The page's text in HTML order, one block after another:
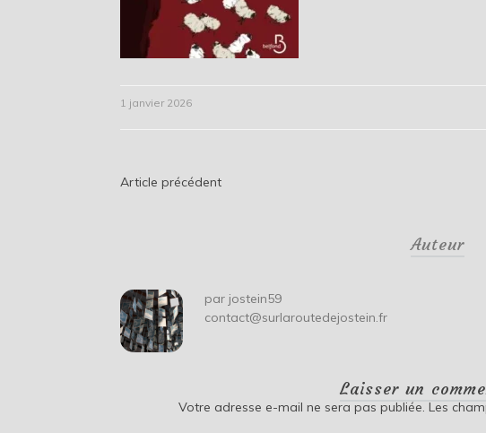
1 janvier 2026
Navigation
Article précédent
Auteur
par jostein59
contact@surlaroutedejostein.fr
Laisser un
Votre adresse e-mail ne sera pas publiée. Les